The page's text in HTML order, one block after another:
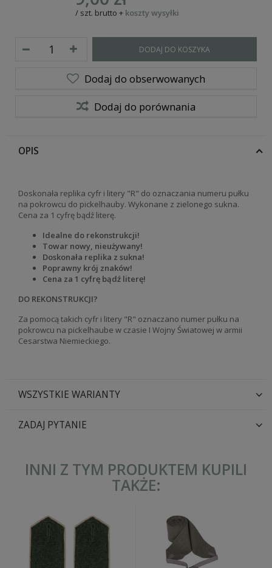
/ szt. brutto + koszty wysyłki
DODAJ DO KOSZYKA
Dodaj do obserwowanych
Dodaj do porównania
OPIS
Doskonała replika cyfr i litery "R" do oznaczania numeru pułku
na pokrowcu do pickelhauby. Wykonane z zielonego sukna.
Cena za 1 cyfrę bądź literę.
Idealne do rekonstrukcji!
Towar nowy, nieużywany!
Doskonała replika z sukna!
Poprawny krój znaków!
Cena za 1 cyfrę bądź literę!
DO REKONSTRUKCJI?
Za pomocą takich cyfr i litery "R" oznaczano numer pułku na
pokrowcu na pickelhaube w czasie I Wojny Światowej w armii
Cesarstwa Niemieckiego.
WSZYSTKIE WARIANTY
ZADAJ PYTANIE
INNI Z TYM PRODUKTEM KUPILI
TAKŻE: